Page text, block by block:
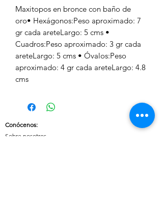
Maxitopos en bronce con baño de
oro• Hexágonos:Peso aproximado: 7
gr cada areteLargo: 5 cms •
Cuadros:Peso aproximado: 3 gr cada
areteLargo: 5 cms • Óvalos:Peso
aproximado: 4 gr cada areteLargo: 4.8
cms
Conócenos:
Sobre nosotros